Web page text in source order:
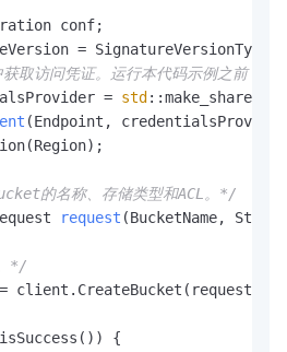
conf;
=
访问凭证。运行本代码示例之前，请确
= std
(Endpoint,
的名称、存储类型和ACL。*/
request (BucketName,
*/
= client.CreateBucket(request);
{